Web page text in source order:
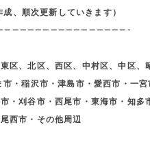
、順次更新していきます）
区、北区、西区、中村区、中区
市・稲沢市・津島市・愛西市・一
・刈谷市・西尾市・東海市・知
西市・その他周辺